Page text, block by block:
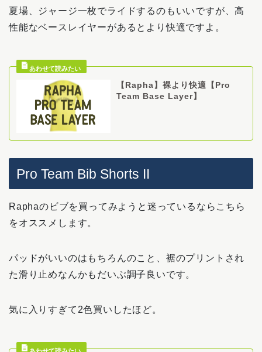
夏場、ジャージ一枚でライドするのもいいですが、高
性能なベースレイヤーがあるとより快適ですよ。
【Rapha】裸より快適【Pro
Team Base Layer】
Pro Team Bib Shorts II
Raphaのビブを買ってみようと迷っているならこちら
をオススメします。
パッドがいいのはもちろんのこと、裾のプリントされ
た滑り止めなんかもだいぶ調子良いです。
気に入りすぎて2色買いしたほど。